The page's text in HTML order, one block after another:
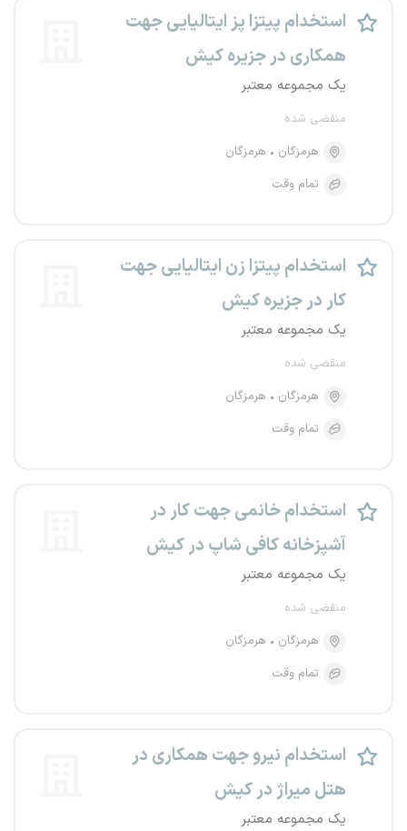
استخدام پیتزا پز ایتالیایی جهت
همکاری در جزیره کیش
یک مجموعه معتبر
منقضی شده
هرمزگان
هرمزگان
تمام وقت
استخدام پیتزا زن ایتالیایی جهت
کار در جزیره کیش
یک مجموعه معتبر
منقضی شده
هرمزگان
هرمزگان
تمام وقت
استخدام خانمی جهت کار در
آشپزخانه کافی شاپ در کیش
یک مجموعه معتبر
منقضی شده
هرمزگان
هرمزگان
تمام وقت
استخدام نیرو جهت همکاری در
هتل میراژ در کیش
یک مجموعه معتبر